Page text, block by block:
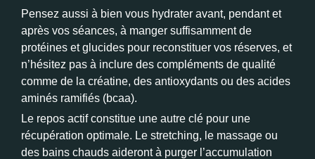
Pensez aussi à bien vous hydrater avant, pendant et
après vos séances, à manger suffisamment de
protéines et glucides pour reconstituer vos réserves, et
n’hésitez pas à inclure des compléments de qualité
comme de la créatine, des antioxydants ou des acides
aminés ramifiés (bcaa).
Le repos actif constitue une autre clé pour une
récupération optimale. Le stretching, le massage ou
des bains chauds aideront à purger l’accumulation